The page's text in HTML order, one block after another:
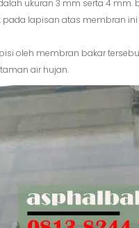
ukuran 3 mm serta 4
lapisan atas membran
oleh membran bakar
air hujan.